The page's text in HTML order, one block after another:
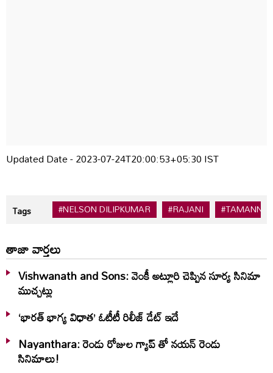
Updated Date - 2023-07-24T20:00:53+05:30 IST
Tags #NELSON DILIPKUMAR #RAJANI
తాజా వార్తలు
Vishwanath and Sons: వెంకీ అట్లూరి చెప్పిన సూర్య సినిమా
ముచ్చట్లు
‘భారత్ భాగ్య విధాత’ ఓటీటీ రిలీజ్‌ డేట్‌ ఇదే
Nayanthara: రెండు రోజుల గ్యాప్ తో నయన్ రెండు
సినిమాలు!